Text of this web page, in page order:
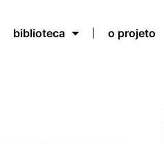
biblioteca o projeto